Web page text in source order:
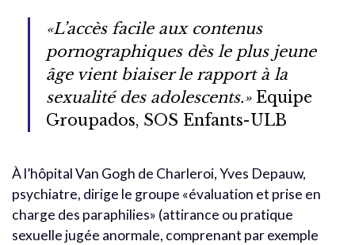
«L’accès facile aux contenus
pornographiques dès le plus jeune
âge vient biaiser le rapport à la
sexualité des adolescents.»Equipe
Groupados, SOS Enfants-ULB
À l’hôpital Van Gogh de Charleroi, Yves Depauw,
psychiatre, dirige le groupe «évaluation et prise en
charge des paraphilies» (attirance ou pratique
sexuelle jugée anormale, comprenant par exemple